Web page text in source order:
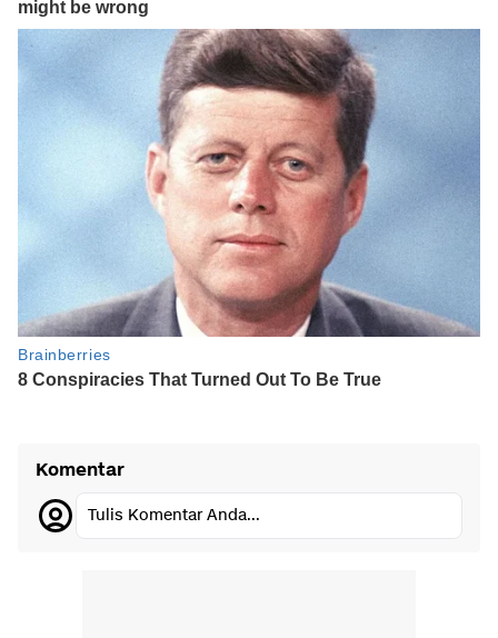
Komentar
Tulis Komentar Anda...